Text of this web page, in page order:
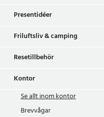
Presentidéer
Friluftsliv & camping
Resetillbehör
Kontor
Se allt inomkontor
Brevvågar